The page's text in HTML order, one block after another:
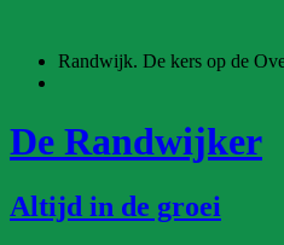
inhoud
Randwijk. De kers op de
De Randwijker
Altijd in de groei